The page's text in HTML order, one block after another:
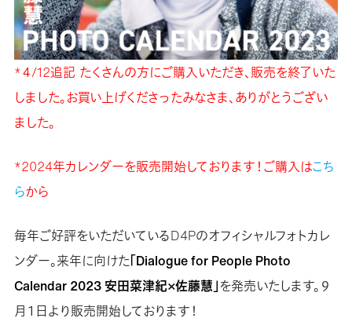
*４/12追記 たくさんの方にご購入いただき、販売を終了いた
しました。お買い上げくださったみなさま、ありがとうござい
ました。
*2024年カレンダーを販売開始しております！ご購入はこち
らから
毎年ご好評をいただいているD4Pのオフィシャルフォトカレ
ンダー。来年に向けた「Dialogue for People Photo
Calendar 2023 安田菜津紀×佐藤慧」を発売いたします。９
月１日より販売開始しております！